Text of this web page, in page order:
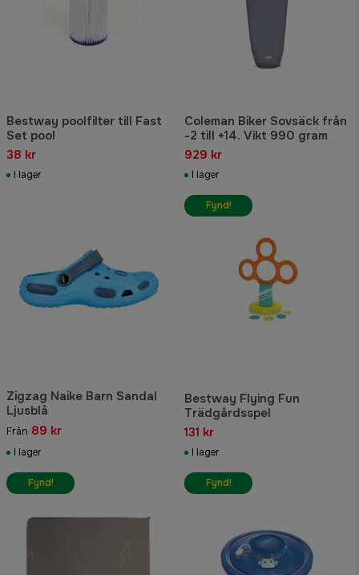
Bestway poolfilter till Fast
Set pool
38 kr
I lager
Coleman Biker Sovsäck från
-2 till +14. Vikt 990 gram
929 kr
I lager
Zigzag Naike Barn Sandal
Ljusblå
Från 89 kr
I lager
Bestway Flying Fun
Trädgårdsspel
131 kr
I lager
Fynd!
Fynd! Fynd!